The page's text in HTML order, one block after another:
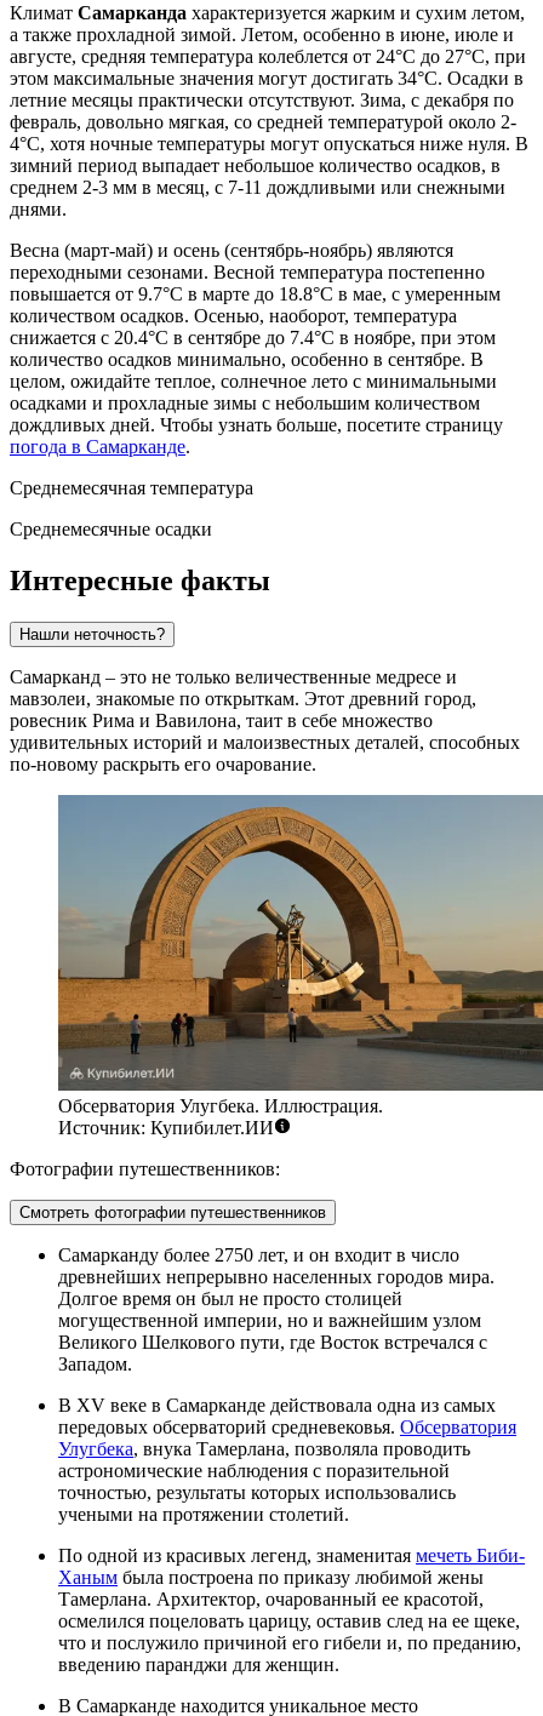
Климат Самарканда характеризуется жарким и сухим летом,
а также прохладной зимой. Летом, особенно в июне, июле и
августе, средняя температура колеблется от 24°C до 27°C, при
этом максимальные значения могут достигать 34°C. Осадки в
летние месяцы практически отсутствуют. Зима, с декабря по
февраль, довольно мягкая, со средней температурой около 2-
4°C, хотя ночные температуры могут опускаться ниже нуля. В
зимний период выпадает небольшое количество осадков, в
среднем 2-3 мм в месяц, с 7-11 дождливыми или снежными
днями.
Весна (март-май) и осень (сентябрь-ноябрь) являются
переходными сезонами. Весной температура постепенно
повышается от 9.7°C в марте до 18.8°C в мае, с умеренным
количеством осадков. Осенью, наоборот, температура
снижается с 20.4°C в сентябре до 7.4°C в ноябре, при этом
количество осадков минимально, особенно в сентябре. В
целом, ожидайте теплое, солнечное лето с минимальными
осадками и прохладные зимы с небольшим количеством
дождливых дней. Чтобы узнать больше, посетите страницу
погода в Самарканде.
Среднемесячная температура
Среднемесячные осадки
Интересные факты
Нашли неточность?
Самарканд – это не только величественные медресе и
мавзолеи, знакомые по открыткам. Этот древний город,
ровесник Рима и Вавилона, таит в себе множество
удивительных историй и малоизвестных деталей, способных
по-новому раскрыть его очарование.
Обсерватория Улугбека. Иллюстрация.
Источник: Купибилет.ИИ
Фотографии путешественников:
Смотреть фотографии путешественников
Самарканду более 2750 лет, и он входит в число
древнейших непрерывно населенных городов мира.
Долгое время он был не просто столицей
могущественной империи, но и важнейшим узлом
Великого Шелкового пути, где Восток встречался с
Западом.
В XV веке в Самарканде действовала одна из самых
передовых обсерваторий средневековья. Обсерватория
Улугбека, внука Тамерлана, позволяла проводить
астрономические наблюдения с поразительной
точностью, результаты которых использовались
учеными на протяжении столетий.
По одной из красивых легенд, знаменитая мечеть Биби-
Ханым была построена по приказу любимой жены
Тамерлана. Архитектор, очарованный ее красотой,
осмелился поцеловать царицу, оставив след на ее щеке,
что и послужило причиной его гибели и, по преданию,
введению паранджи для женщин.
В Самарканде находится уникальное место